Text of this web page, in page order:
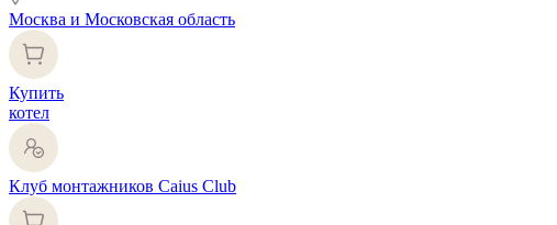
Москва и Московская область
Купить
котел
Клуб монтажников Caius Club